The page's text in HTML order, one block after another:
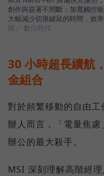
創作與簽署不間斷；加寬觸控
大幅減少切換鍵鼠的時間，效率
圖／ 數位時代
30 小時超長續航
金組合
對於頻繁移動的自由
辦人而言，「電量焦
辦公的最大殺手。
MSI 深刻理解高階經